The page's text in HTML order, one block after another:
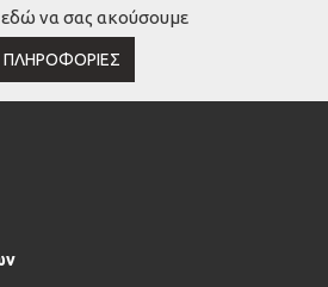
εδώ να σας ακούσουμε
ΠΛΗΡΟΦΟΡΊΕΣ